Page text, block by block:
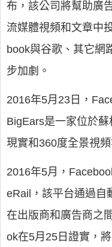
布，該公司將幫助廣
流媒體視頻和文章中
book與谷歌、其它網
步加劇。
2016年5月23日，
BigEars是一家位於
現實和360度全景視
2016年5月，
eRail，該平台通過自
在出版商和廣告商之
ok在5月25日證實，